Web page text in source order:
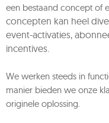
een bestaand concept of
concepten kan heel
event-activaties,
incentives.
We werken steeds in
manier bieden we onze
originele oplossing.